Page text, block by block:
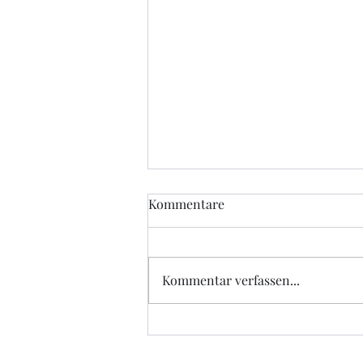
Wenn niemand...
Kommentare
Kommentar verfassen...